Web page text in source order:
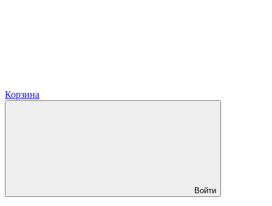
Корзина
Войти